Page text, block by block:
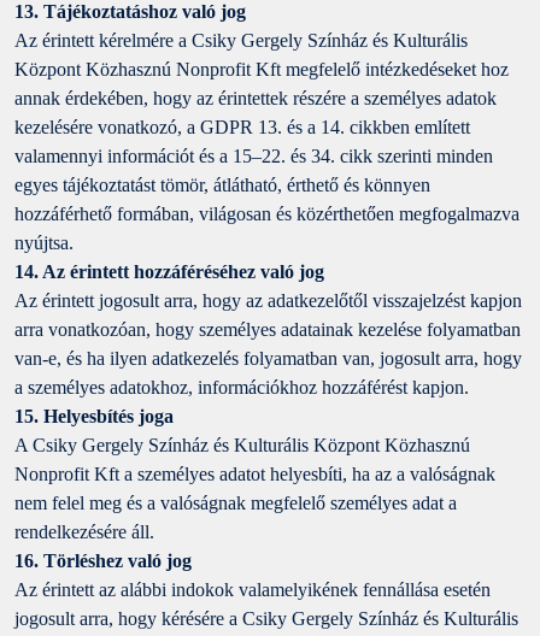
13. Tájékoztatáshoz való jog
Az érintett kérelmére a Csiky Gergely Színház és Kulturális
Központ Közhasznú Nonprofit Kft megfelelő intézkedéseket hoz
annak érdekében, hogy az érintettek részére a személyes adatok
kezelésére vonatkozó, a GDPR 13. és a 14. cikkben említett
valamennyi információt és a 15–22. és 34. cikk szerinti minden
egyes tájékoztatást tömör, átlátható, érthető és könnyen
hozzáférhető formában, világosan és közérthetően megfogalmazva
nyújtsa.
14. Az érintett hozzáféréséhez való jog
Az érintett jogosult arra, hogy az adatkezelőtől visszajelzést kapjon
arra vonatkozóan, hogy személyes adatainak kezelése folyamatban
van-e, és ha ilyen adatkezelés folyamatban van, jogosult arra, hogy
a személyes adatokhoz, információkhoz hozzáférést kapjon.
15. Helyesbítés joga
A Csiky Gergely Színház és Kulturális Központ Közhasznú
Nonprofit Kft a személyes adatot helyesbíti, ha az a valóságnak
nem felel meg és a valóságnak megfelelő személyes adat a
rendelkezésére áll.
16. Törléshez való jog
Az érintett az alábbi indokok valamelyikének fennállása esetén
jogosult arra, hogy kérésére a Csiky Gergely Színház és Kulturális